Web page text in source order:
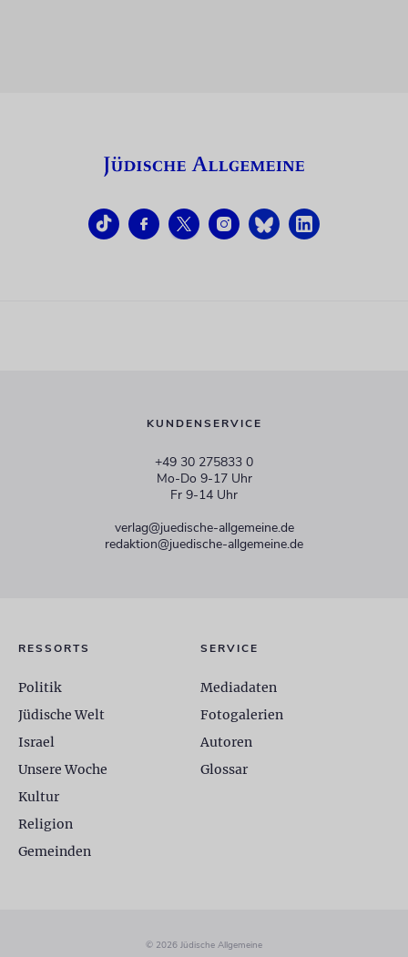
KUNDENSERVICE
+49 30 275833 0
Mo-Do 9-17 Uhr
Fr 9-14 Uhr
verlag@juedische-allgemeine.de
redaktion@juedische-allgemeine.de
RESSORTS
Politik
Jüdische Welt
Israel
Unsere Woche
Kultur
Religion
Gemeinden
SERVICE
Mediadaten
Fotogalerien
Autoren
Glossar
© 2026 Jüdische Allgemeine